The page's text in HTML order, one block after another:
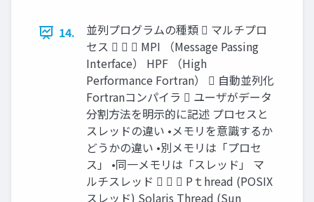
14.
並列プログラムの種類  マルチプロ
セス    MPI （Message Passing
Interface） HPF （High
Performance Fortran）  自動並列化
Fortranコンパイラ  ユーザがデータ
分割方法を明示的に記述 プロセスと
スレッドの違い •メモリを意識するか
どうかの違い •別メモリは「プロセ
ス」 •同一メモリは「スレッド」 マ
ルチスレッド    Pｔhread (POSIX
スレッド) Solaris Thread (Sun